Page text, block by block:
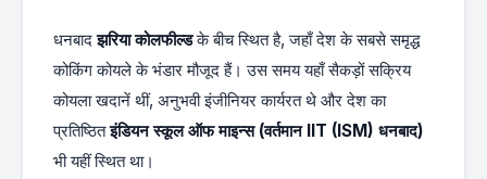
धनबादझरिया कोलफील्डके बीच स्थित है, जहाँ देश के सबसे समृद्ध
कोकिंग कोयले के भंडार मौजूद हैं। उस समय यहाँ सैकड़ों सक्रिय
कोयला खदानें थीं, अनुभवी इंजीनियर कार्यरत थे और देश का
प्रतिष्ठितइंडियन स्कूल ऑफ माइन्स (वर्तमान IIT (ISM) धनबाद)
भी यहीं स्थित था।